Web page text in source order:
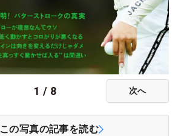
1 / 8 次へ
この写真の記事を読む